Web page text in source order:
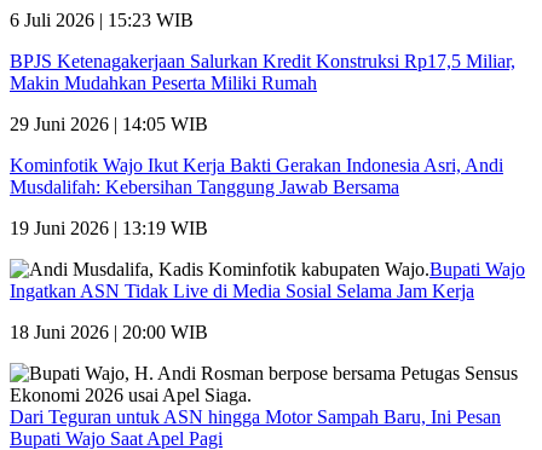
6 Juli 2026 | 15:23 WIB
BPJS Ketenagakerjaan Salurkan Kredit Konstruksi Rp17,5 Miliar,
Makin Mudahkan Peserta Miliki Rumah
29 Juni 2026 | 14:05 WIB
Kominfotik Wajo Ikut Kerja Bakti Gerakan Indonesia Asri, Andi
Musdalifah: Kebersihan Tanggung Jawab Bersama
19 Juni 2026 | 13:19 WIB
Bupati Wajo
Ingatkan ASN Tidak Live di Media Sosial Selama Jam Kerja
18 Juni 2026 | 20:00 WIB
Dari Teguran untuk ASN hingga Motor Sampah Baru, Ini Pesan
Bupati Wajo Saat Apel Pagi